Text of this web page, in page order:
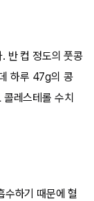
반 컵 정도의 풋콩
하루 47g의 콩
레스테롤 수치
수하기 때문에 혈